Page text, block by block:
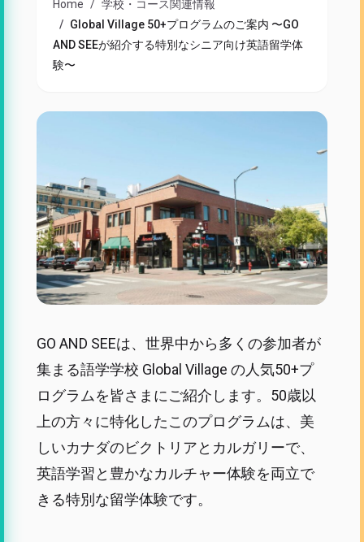
Home
学校・コース関連情報
Global Village 50+プログラムのご案内 〜GO
AND SEEが紹介する特別なシニア向け英語留学体
験〜
GO AND SEEは、世界中から多くの参加者が
集まる語学学校 Global Village の人気50+プ
ログラムを皆さまにご紹介します。50歳以
上の方々に特化したこのプログラムは、美
しいカナダのビクトリアとカルガリーで、
英語学習と豊かなカルチャー体験を両立で
きる特別な留学体験です。